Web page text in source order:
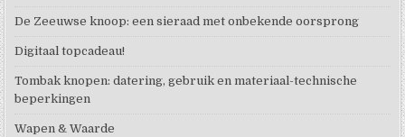
De Zeeuwse knoop: een sieraad met onbekende oorsprong
Digitaal topcadeau!
Tombak knopen: datering, gebruik en materiaal-technische
beperkingen
Wapen & Waarde